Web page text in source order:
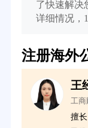
了快速解决
详细情况，
注册海外
王
工
擅